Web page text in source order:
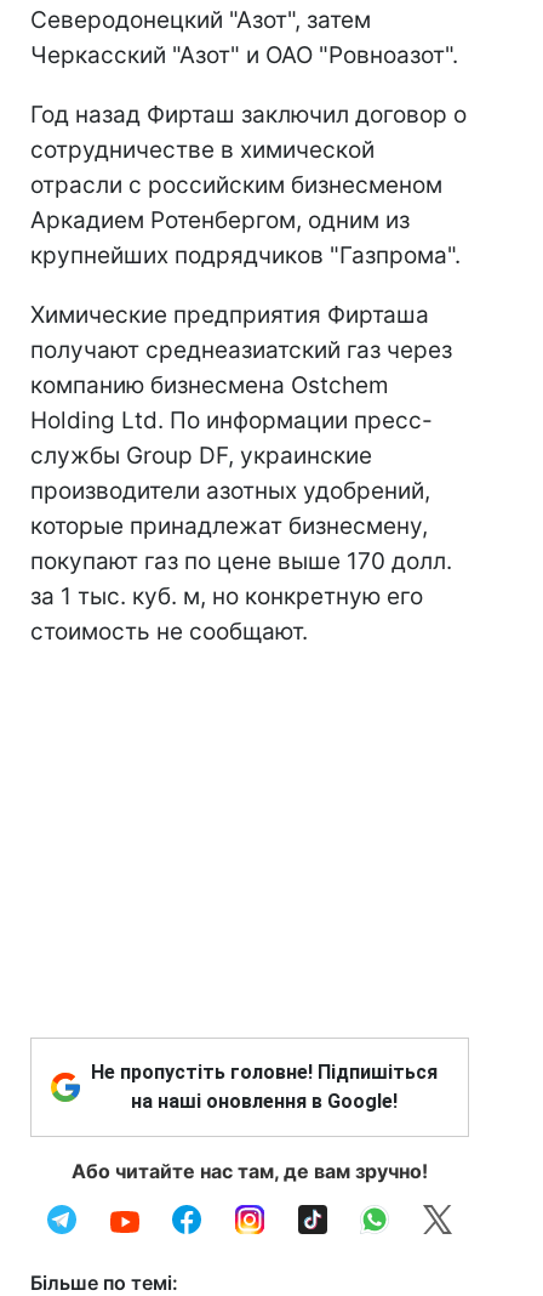
Северодонецкий "Азот", затем
Черкасский "Азот" и ОАО "Ровноазот".
Год назад Фирташ заключил договор о
сотрудничестве в химической
отрасли с российским бизнесменом
Аркадием Ротенбергом, одним из
крупнейших подрядчиков "Газпрома".
Химические предприятия Фирташа
получают среднеазиатский газ через
компанию бизнесмена Ostchem
Holding Ltd. По информации пресс-
службы Group DF, украинские
производители азотных удобрений,
которые принадлежат бизнесмену,
покупают газ по цене выше 170 долл.
за 1 тыс. куб. м, но конкретную его
стоимость не сообщают.
Не пропустіть головне! Підпишіться
на наші оновлення в Google!
Або читайте нас там, де вам зручно!
Більше по темі: